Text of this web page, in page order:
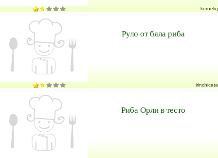
korneliq
Руло от бяла риба
irinchicata
Риба Орли в тесто